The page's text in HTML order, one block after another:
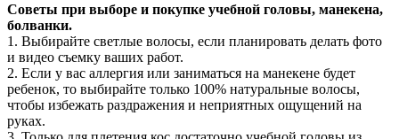
Советы при выборе и покупке учебной головы, манекена,
болванки.
1. Выбирайте светлые волосы, если планировать делать фото
и видео съемку ваших работ.
2. Если у вас аллергия или заниматься на манекене будет
ребенок, то выбирайте только 100% натуральные волосы,
чтобы избежать раздражения и неприятных ощущений на
руках.